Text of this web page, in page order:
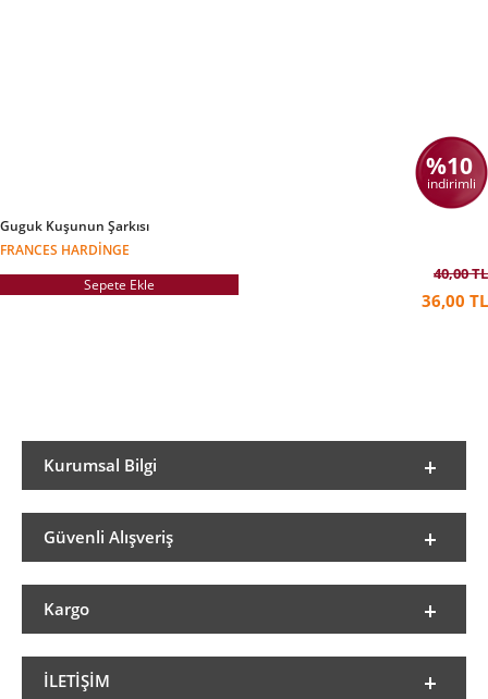
%10
indirimli
Guguk Kuşunun Şarkısı
FRANCES HARDINGE
Sepete Ekle
40,00 TL
36,00 TL
Kurumsal Bilgi
Güvenli Alışveriş
Kargo
İLETIŞIM